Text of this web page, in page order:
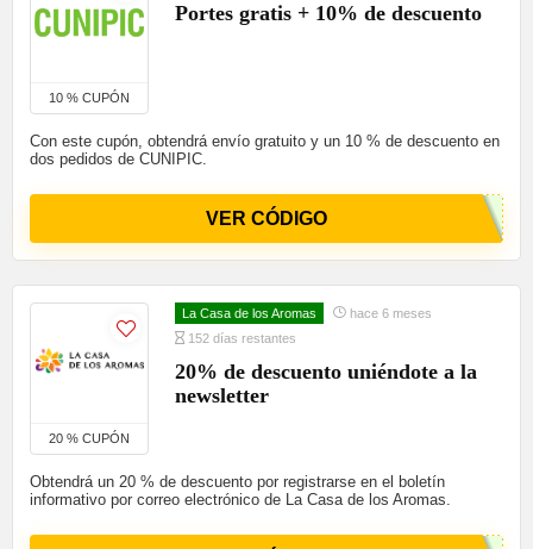
10 % CUPÓN
Portes gratis + 10% de descuento
Con este cupón, obtendrá envío gratuito y un 10 % de descuento en
dos pedidos de CUNIPIC.
VER CÓDIGO
20 % CUPÓN
La Casa de los Aromas
hace 6 meses
152 días restantes
20% de descuento uniéndote a la
newsletter
Obtendrá un 20 % de descuento por registrarse en el boletín
informativo por correo electrónico de La Casa de los Aromas.